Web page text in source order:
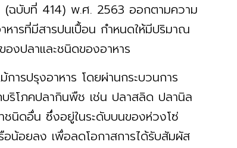
(ฉบับที่ 414) พ.ศ. 2563 ออกตามความ
ารที่มีสารปนเปื้อน กำหนดให้มีปริมาณ
งปลาและชนิดของอาหาร
การปรุงอาหาร โดยผ่านกระบวนการ
ริโภคปลากินพืช เช่น ปลาสลิด ปลานิล
นิดอื่น ซึ่งอยู่ในระดับบนของห่วงโซ่
อน้อยลง เพื่อลดโอกาสการได้รับสัมผัส